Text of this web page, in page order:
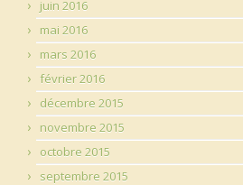
juin 2016
mai 2016
mars 2016
février 2016
décembre 2015
novembre 2015
octobre 2015
septembre 2015